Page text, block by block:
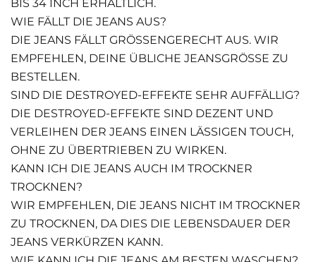
WIE FÄLLT DIE JEANS AUS?
DIE JEANS FÄLLT GRÖSSENGERECHT AUS. WIR E
MPFEHLEN, DEINE ÜBLICHE JEANSGRÖSSE ZU BE
STELLEN.
SIND DIE DESTROYED-EFFEKTE SEHR AUFFÄLLIG?
DIE DESTROYED-EFFEKTE SIND DEZENT UND
VERLEIHEN DER JEANS EINEN LÄSSIGEN TOUCH,
OHNE ZU ÜBERTRIEBEN ZU WIRKEN.
KANN ICH DIE JEANS AUCH IM TROCKNER
TROCKNEN?
WIR EMPFEHLEN, DIE JEANS NICHT IM TROCKNER
ZU TROCKNEN, DA DIES DIE LEBENSDAUER DER
JEANS VERKÜRZEN KANN.